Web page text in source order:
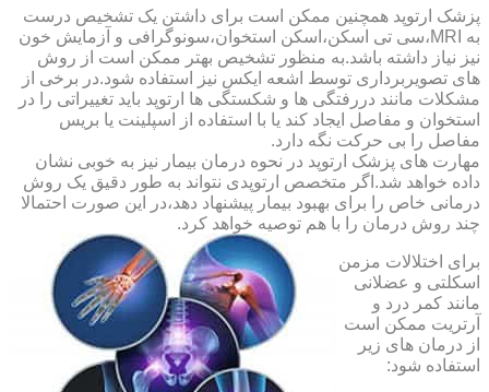
پزشک ارتوپد همچنین ممکن است برای داشتن یک تشخیص درست
به MRI،سی تی اسکن،اسکن استخوان،سونوگرافی و آزمایش خون
نیز نیاز داشته باشد.به منظور تشخیص بهتر ممکن است از روش
های تصویربرداری توسط اشعه ایکس نیز استفاده شود.در برخی از
مشکلات مانند دررفتگی ها و شکستگی ها ارتوپد باید تغییراتی را در
استخوان و مفاصل ایجاد کند یا با استفاده از اسپلینت یا بریس
مفاصل را بی حرکت نگه دارد.
مهارت های پزشک ارتوپد در نحوه درمان بیمار نیز به خوبی نشان
داده خواهد شد.اگر متخصص ارتوپدی نتواند به طور دقیق یک روش
درمانی خاص را برای بهبود بیمار پیشنهاد دهد،در این صورت احتمالا
چند روش درمان را با هم توصیه خواهد کرد.
برای اختلالات مزمن
اسکلتی و عضلانی
مانند کمر درد و
آرتریت ممکن است
از درمان های زیر
استفاده شود: